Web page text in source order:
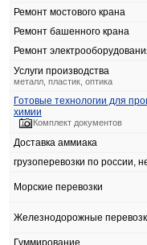
Ремонт мостового крана
Ремонт башенного крана
Ремонт
Услуги производства
металл, пластик, оптика
Готовые технологии для
химии
Комплект документов
Доставка аммиака
грузоперевозки по россии,
Морские перевозки
Железнодорожные
Гуммирование